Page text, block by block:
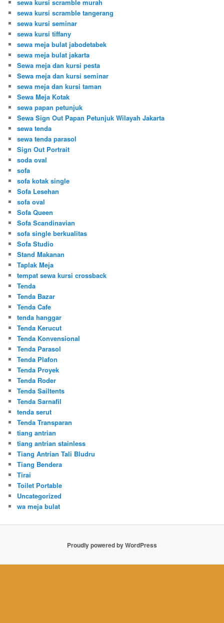
sewa kursi scramble murah
sewa kursi scramble tangerang
sewa kursi seminar
sewa kursi tiffany
sewa meja bulat jabodetabek
sewa meja bulat jakarta
Sewa meja dan kursi pesta
Sewa meja dan kursi seminar
sewa meja dan kursi taman
Sewa Meja Kotak
sewa papan petunjuk
Sewa Sign Out Papan Petunjuk Wilayah Jakarta
sewa tenda
sewa tenda parasol
Sign Out Portrait
soda oval
sofa
sofa kotak single
Sofa Lesehan
sofa oval
Sofa Queen
Sofa Scandinavian
sofa single berkualitas
Sofa Studio
Stand Makanan
Taplak Meja
tempat sewa kursi crossback
Tenda
Tenda Bazar
Tenda Cafe
tenda hanggar
Tenda Kerucut
Tenda Konvensional
Tenda Parasol
Tenda Plafon
Tenda Proyek
Tenda Roder
Tenda Sailtents
Tenda Sarnafil
tenda serut
Tenda Transparan
tiang antrian
tiang antrian stainless
Tiang Antrian Tali Bludru
Tiang Bendera
Tirai
Toilet Portable
Uncategorized
wa meja bulat
Proudly powered by WordPress